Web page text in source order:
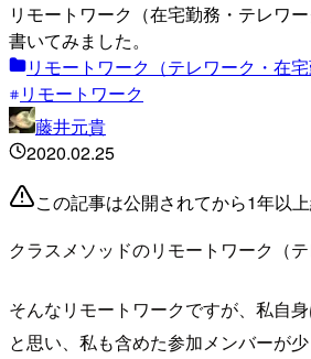
リモートワーク（在宅勤務・テレワ
書いてみました。
リモートワーク（テレワーク・在宅
リモートワーク
藤井元貴
2020.02.25
この記事は公開されてから1年以
クラスメソッドのリモートワーク（
そんなリモートワークですが、私自
と思い、私も含めた参加メンバーが